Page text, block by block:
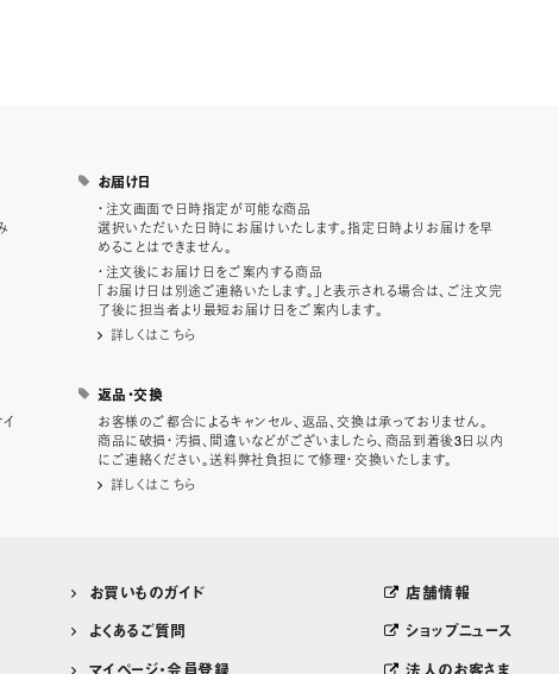
お届け日
・注文画面で日時指定が可能な商品
選択いただいた日時にお届けいたします。指定日時よりお届けを早
めることはできません。
・注文後にお届け日をご案内する商品
「お届け日は別途ご連絡いたします。」と表示される場合は、ご注文完
了後に担当者より最短お届け日をご案内します。
詳しくはこちら
返品・交換
お客様のご都合によるキャンセル、返品、交換は承っておりません。
商品に破損・汚損、間違いなどがございましたら、商品到着後3日以内
にご連絡ください。送料弊社負担にて修理・交換いたします。
詳しくはこちら
お買いものガイド
よくあるご質問
マイページ・会員登録
店舗情報
ショップニュース
法人のお客さま